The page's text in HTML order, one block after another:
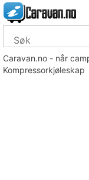
Caravan.no - når
Kompressorkjøleskap